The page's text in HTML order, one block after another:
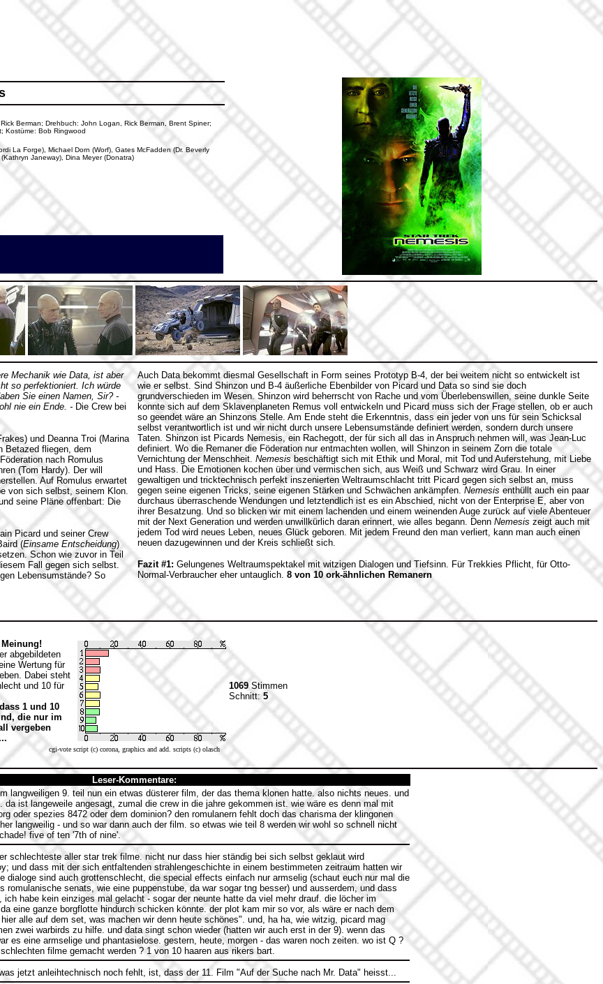
Berman; Drehbuch: John Logan, Rick Berman, Brent Spiner;
Kostüme: Bob Ringwood
La Forge), Michael Dorn (Worf), Gates McFadden (Dr. Beverly
Janeway), Dina Meyer (Donatra)
Mechanik wie Data, ist aber
so perfektioniert. Ich würde
Sie einen Namen, Sir? -
nie ein Ende. - Die Crew bei
und Deanna Troi (Marina
Betazed fliegen, dem
nach Romulus
(Tom Hardy). Der will
Auf Romulus erwartet
von sich selbst, seinem Klon.
seine Pläne offenbart: Die
Picard und seiner Crew
(Einsame Entscheidung)
Schon wie zuvor in Teil
Fall gegen sich selbst.
Lebensumstände? So
Auch Data bekommt diesmal Gesellschaft in Form seines Prototyp B-4, der bei weitem nicht so entwickelt ist
wie er selbst. Sind Shinzon und B-4 äußerliche Ebenbilder von Picard und Data so sind sie doch
grundverschieden im Wesen. Shinzon wird beherrscht von Rache und vom Überlebenswillen, seine dunkle Seite
konnte sich auf dem Sklavenplaneten Remus voll entwickeln und Picard muss sich der Frage stellen, ob er auch
so geendet wäre an Shinzons Stelle. Am Ende steht die Erkenntnis, dass ein jeder von uns für sein Schicksal
selbst verantwortlich ist und wir nicht durch unsere Lebensumstände definiert werden, sondern durch unsere
Taten. Shinzon ist Picards Nemesis, ein Rachegott, der für sich all das in Anspruch nehmen will, was Jean-Luc
definiert. Wo die Remaner die Föderation nur entmachten wollen, will Shinzon in seinem Zorn die totale
Vernichtung der Menschheit. Nemesisbeschäftigt sich mit Ethik und Moral, mit Tod und Auferstehung, mit Liebe
und Hass. Die Emotionen kochen über und vermischen sich, aus Weiß und Schwarz wird Grau. In einer
gewaltigen und tricktechnisch perfekt inszenierten Weltraumschlacht tritt Picard gegen sich selbst an, muss
gegen seine eigenen Tricks, seine eigenen Stärken und Schwächen ankämpfen. Nemesis enthüllt auch ein paar
durchaus überraschende Wendungen und letztendlich ist es ein Abschied, nicht von der Enterprise E, aber von
ihrer Besatzung. Und so blicken wir mit einem lachenden und einem weinenden Auge zurück auf viele Abenteuer
mit der Next Generation und werden unwillkürlich daran erinnert, wie alles begann. Denn Nemesis zeigt auch mit
jedem Tod wird neues Leben, neues Glück geboren. Mit jedem Freund den man verliert, kann man auch einen
neuen dazugewinnen und der Kreis schließt sich.
Fazit #1: Gelungenes Weltraumspektakel mit witzigen Dialogen und Tiefsinn. Für Trekkies Pflicht, für Otto-
Normal-Verbraucher eher untauglich. 8 von 10 ork-ähnlichen Remanern
abgebildeten
Wertung für
Dabei steht
und 10 für
1 und 10
die nur im
vergeben
1069Stimmen
Schnitt: 5
cgi-vote script (c) corona, graphics and add. scripts (c) olasch
Leser-Kommentare:
langweiligen 9. teil nun ein etwas düsterer film, der das thema klonen hatte. also nichts neues. und
da ist langeweile angesagt, zumal die crew in die jahre gekommen ist. wie wäre es denn mal mit
oder spezies 8472 oder dem dominion? den romulanern fehlt doch das charisma der klingonen
langweilig - und so war dann auch der film. so etwas wie teil 8 werden wir wohl so schnell nicht
five of ten '7th of nine'.
schlechteste aller star trek filme. nicht nur dass hier ständig bei sich selbst geklaut wird
und dass mit der sich entfaltenden strahlengeschichte in einem bestimmeten zeitraum hatten wir
dialoge sind auch grottenschlecht, die special effects einfach nur armselig (schaut euch nur mal die
romulanische senats, wie eine puppenstube, da war sogar tng besser) und ausserdem, und dass
ich habe kein einziges mal gelacht - sogar der neunte hatte da viel mehr drauf. die löcher im
eine ganze borgflotte hindurch schicken könnte. der plot kam mir so vor, als wäre er nach dem
alle auf dem set, was machen wir denn heute schönes". und, ha ha, wie witzig, picard mag
zwei warbirds zu hilfe. und data singt schon wieder (hatten wir auch erst in der 9). wenn das
es eine armselige und phantasielose. gestern, heute, morgen - das waren noch zeiten. wo ist Q ?
filme gemacht werden ? 1 von 10 haaren aus rikers bart.
jetzt anleihtechnisch noch fehlt, ist, dass der 11. Film "Auf der Suche nach Mr. Data" heisst...